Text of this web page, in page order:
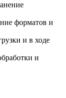
форматов и
и в ходе
и